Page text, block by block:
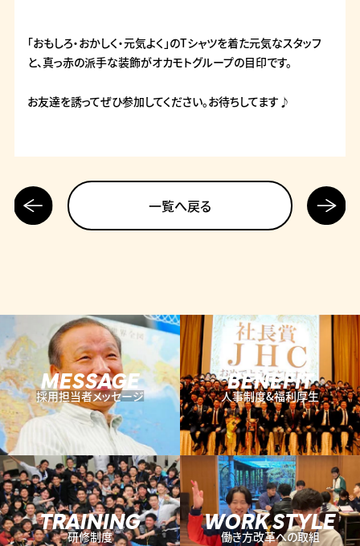
「おもしろ・おかしく・元気よく」のTシャツを着た元気なスタッフ
と、真っ赤の派手な装飾がオカモトグループの目印です。
お友達を誘ってぜひ参加してください。お待ちしてます♪
前の記
事へ
一覧へ戻る
次の記
事へ
MESSAGE
採用担当者メッセージ
BENEFIT
人事制度&福利厚生
TRAINING
研修制度
WORK STYLE
働き方改革への取組